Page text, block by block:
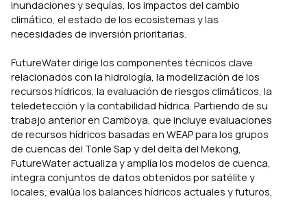
inundaciones y sequías, los impactos del cambio
climático, el estado de los ecosistemas y las
necesidades de inversión prioritarias.
FutureWater dirige los componentes técnicos clave
relacionados con la hidrología, la modelización de los
recursos hídricos, la evaluación de riesgos climáticos, la
teledetección y la contabilidad hídrica. Partiendo de su
trabajo anterior en Camboya, que incluye evaluaciones
de recursos hídricos basadas en WEAP para los grupos
de cuencas del Tonle Sap y del delta del Mekong,
FutureWater actualiza y amplía los modelos de cuenca,
integra conjuntos de datos obtenidos por satélite y
locales, evalúa los balances hídricos actuales y futuros,